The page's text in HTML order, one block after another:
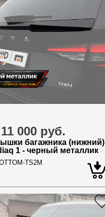
11 000 руб.
багажника (нижний)
1 - черный металлик
TS2M